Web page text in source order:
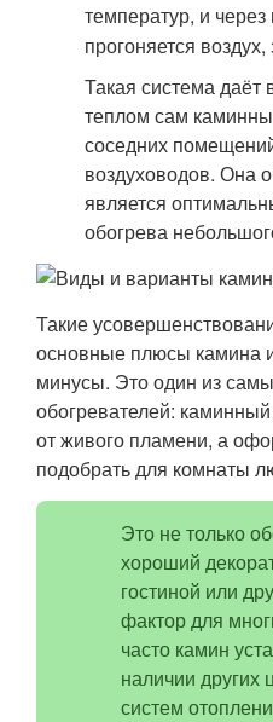
температур, и
прогоняется
Такая система даёт
теплом сам
соседних
воздуховодов. Она
является
обогрева
Такие
основные плюсы камина
минусы. Это один из
обогревателей:
от живого пламени, а
подобрать для комнаты
Это не только
хороший
гостиной или
фактор для
часто камин
наличии других
систем